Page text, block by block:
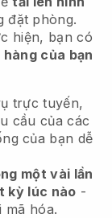
đặt phòng.
hiện, bạn có
của bạn
trực tuyến,
cầu của các
của bạn dễ
một vài lần
kỳ lúc nào -
mã hóa.